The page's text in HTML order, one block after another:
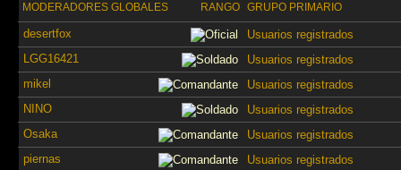
RANGO
MODERADORES GLOBALES GRUPO PRIMARIO
desertfox
Usuarios registrados
LGG16421
Usuarios registrados
mikel
Usuarios registrados
NINO
Usuarios registrados
Osaka
Usuarios registrados
piernas
Usuarios registrados